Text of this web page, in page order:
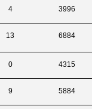
4 3996
13 6884
0 4315
9 5884